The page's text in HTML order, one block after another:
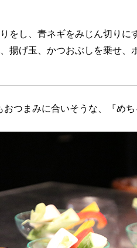
をし、青ネギをみじん切りに
揚げ玉、かつおぶしを乗せ、
おつまみに合いそうな、『め